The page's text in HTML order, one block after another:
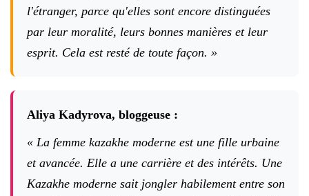
l'étranger, parce qu'elles sont encore distinguées
par leur moralité, leurs bonnes manières et leur
esprit. Cela est resté de toute façon. »
Aliya Kadyrova, bloggeuse :
« La femme kazakhe moderne est une fille urbaine
et avancée. Elle a une carrière et des intérêts. Une
Kazakhe moderne sait jongler habilement entre son